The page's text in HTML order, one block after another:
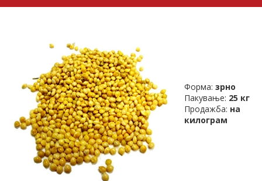
Форма: зрно
Пакување: 25 кг
Продажба: на
килограм